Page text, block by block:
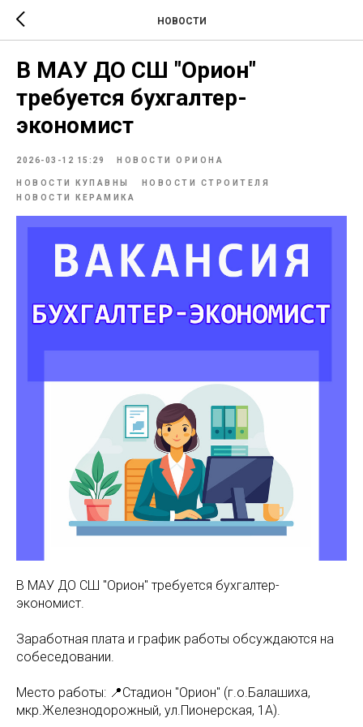
НОВОСТИ
В МАУ ДО СШ "Орион"
требуется бухгалтер-
экономист
2026-03-12 15:29 НОВОСТИ ОРИОНА
НОВОСТИ КУПАВНЫ
НОВОСТИ СТРОИТЕЛЯ
НОВОСТИ КЕРАМИКА
В МАУ ДО СШ "Орион" требуется бухгалтер-
экономист.
Заработная плата и график работы обсуждаются на
собеседовании.
Место работы: 📍Стадион "Орион" (г.о.Балашиха,
мкр.Железнодорожный, ул.Пионерская, 1А).